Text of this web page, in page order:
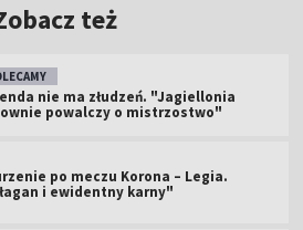
też
nie ma złudzeń. "Jagiellonia
powalczy o mistrzostwo"
po meczu Korona – Legia.
i ewidentny karny"